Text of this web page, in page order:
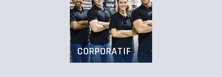
CORPORATIF